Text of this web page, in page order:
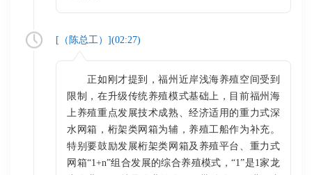
[（ 陈总工）](02:27)
正如刚才提到，福州近岸浅海养殖空间受到
限制，在升级传统养殖模式基础上，目前福州海
上养殖重点发展技术成熟、经济适用的重力式深
水网箱，桁架类网箱为辅，养殖工船作为补充。
特别要鼓励发展桁架类网箱及养殖平台、重力式
网箱“1+n”组合发展的综合养殖模式，“1”是1家龙